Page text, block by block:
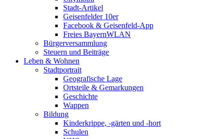
Stadt-Artikel
Geisenfelder 10er
Facebook & Geisenfeld-App
Freies BayernWLAN
Bürgerversammlung
Steuern und Beiträge
Leben & Wohnen
Stadtportrait
Geografische Lage
Ortsteile & Gemarkungen
Geschichte
Wappen
Bildung
Kinderkrippe, -gärten und -hort
Schulen